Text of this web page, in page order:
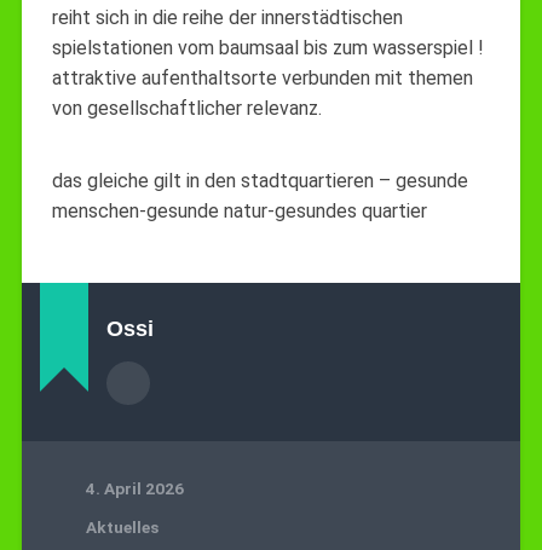
reiht sich in die reihe der innerstädtischen
spielstationen vom baumsaal bis zum wasserspiel !
attraktive aufenthaltsorte verbunden mit themen
von gesellschaftlicher relevanz.
das gleiche gilt in den stadtquartieren – gesunde
menschen-gesunde natur-gesundes quartier
Ossi
4. April 2026
Aktuelles